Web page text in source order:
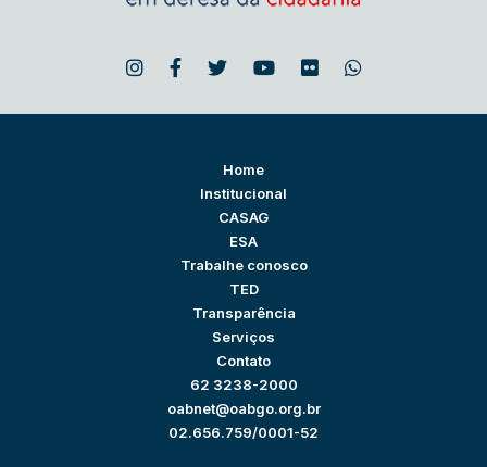
Home
Institucional
CASAG
ESA
Trabalhe conosco
TED
Transparência
Serviços
Contato
62 3238-2000
oabnet@oabgo.org.br
02.656.759/0001-52